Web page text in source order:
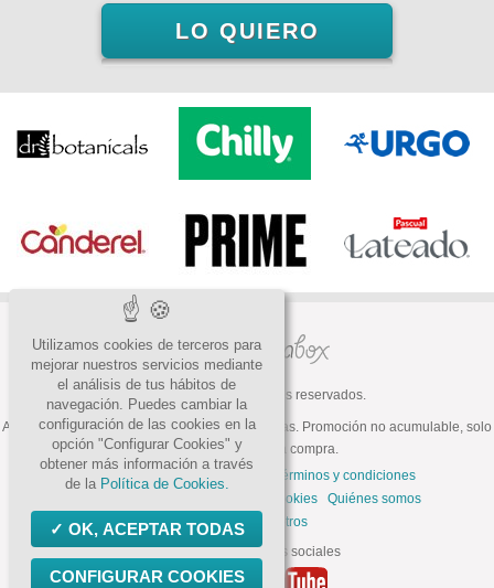
LO QUIERO
© 2026 Todos los derechos reservados.
ATENCIÓN: Oferta válida hasta fin de existencias. Promoción no acumulable, solo
válida para la primera compra.
Preguntas frecuentes
Términos y condiciones
Política de cookies
Quiénes somos
Trabaja con nosotros
Síguenos en las redes sociales
Utilizamos cookies de terceros para
mejorar nuestros servicios mediante
el análisis de tus hábitos de
navegación. Puedes cambiar la
configuración de las cookies en la
opción "Configurar Cookies" y
obtener más información a través
de la Política de Cookies.
OK, ACEPTAR TODAS
CONFIGURAR COOKIES